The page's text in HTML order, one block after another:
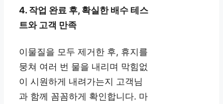
4. 작업 완료 후, 확실한 배수 테스
트와 고객 만족
이물질을 모두 제거한 후, 휴지를
뭉쳐 여러 번 물을 내리며 막힘없
이 시원하게 내려가는지 고객님
과 함께 꼼꼼하게 확인합니다. 마